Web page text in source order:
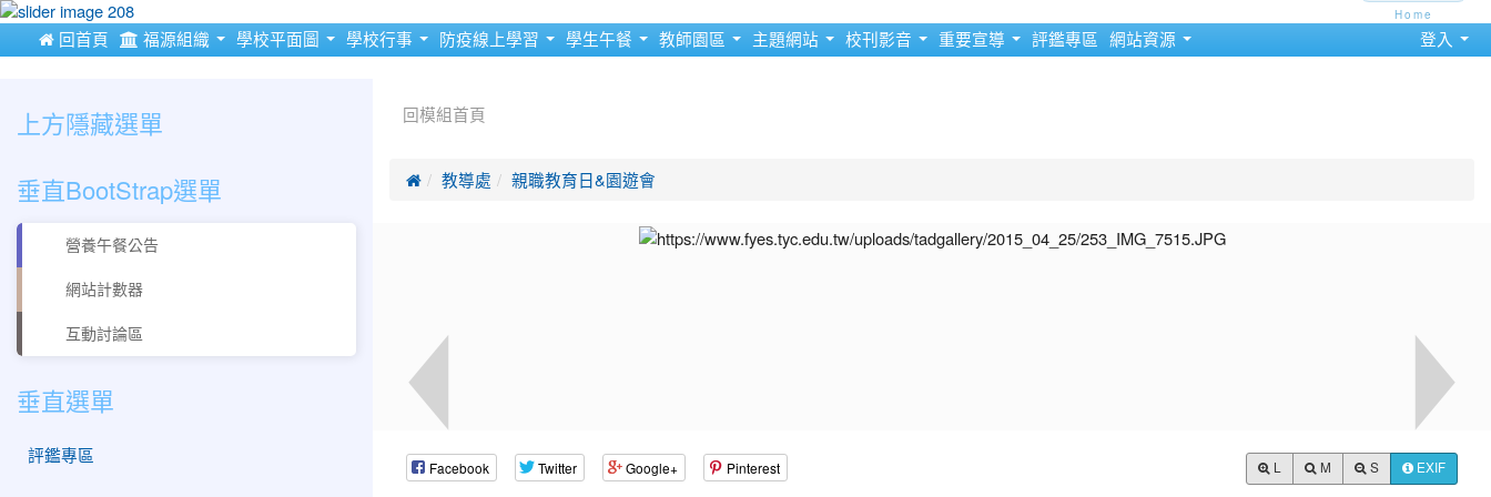
 回首頁 福源組織 學校平面圖 學校行事 防疫線上學習 學生午餐 教師園區 主題網站 校刊影音 重要宣導 評鑑專區 網站資源 登入
回模組首頁
 教導處 親職教育日&園遊會
Facebook Twitter Google+ Pinterest M S EXIF
上方隱藏選單
Home
垂直BootStrap選單
營養午餐公告
網站計數器
互動討論區
垂直選單
評鑑專區